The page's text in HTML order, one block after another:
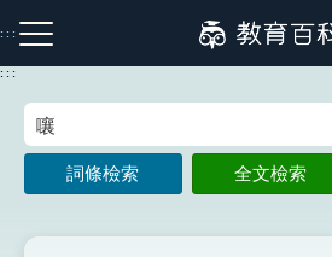
到
主
:::
注音索引圖示 筆畫索引圖示
:::
詞條檢索 全文檢索